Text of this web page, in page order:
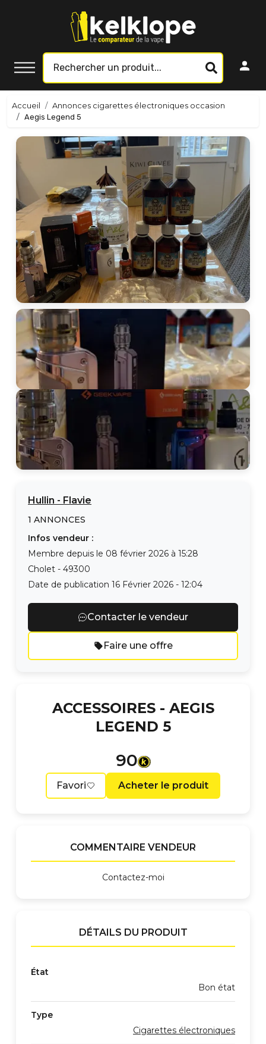
Accueil
Annonces cigarettes électroniques occasion
Aegis Legend 5
Hullin - Flavie
1 ANNONCES
Infos vendeur :
Membre depuis le 08 février 2026 à 15:28
Cholet - 49300
Date de publication 16 Février 2026 - 12:04
Contacter le vendeur
Faire une offre
ACCESSOIRES - AEGIS
LEGEND 5
90
Favori Acheter le produit
COMMENTAIRE VENDEUR
Contactez-moi
DÉTAILS DU PRODUIT
État
Bon état
Type
Cigarettes électroniques